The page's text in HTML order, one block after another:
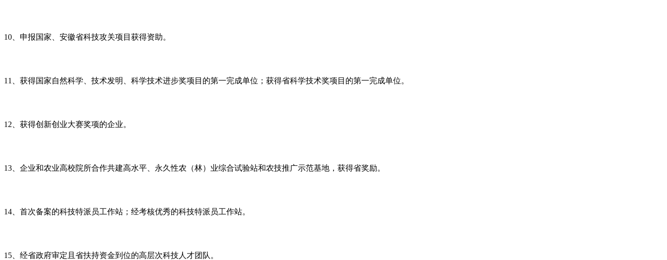
10 、申报国家、安徽省科技攻关项目获得资助。
11 、获得国家自然科学、技术发明、科学技术进步奖项目的第一完成单位；获得省科学技术奖项目的第一完成单位。
12 、获得创新创业大赛奖项的企业。
13 、企业和农业高校院所合作共建高水平、永久性农（林）业综合试验站和农技推广示范基地，获得省奖励。
14 、首次备案的科技特派员工作站；经考核优秀的科技特派员工作站。
15 、经省政府审定且省扶持资金到位的高层次科技人才团队。